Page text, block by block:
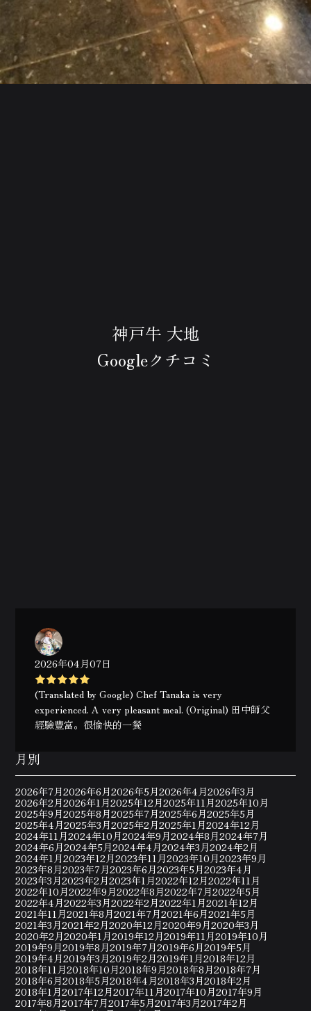
神戸牛 大地
Googleクチコミ
2026年04月07日
(Translated by Google) Chef Tanaka is very
experienced. A very pleasant meal. (Original) 田中師父
經驗豐富。很愉快的一餐
月別
2026年7月2026年6月2026年5月2026年4月2026年3月
2026年2月2026年1月2025年12月2025年11月2025年10月
2025年9月2025年8月2025年7月2025年6月2025年5月
2025年4月2025年3月2025年2月2025年1月2024年12月
2024年11月2024年10月2024年9月2024年8月2024年7月
2024年6月2024年5月2024年4月2024年3月2024年2月
2024年1月2023年12月2023年11月2023年10月2023年9月
2023年8月2023年7月2023年6月2023年5月2023年4月
2023年3月2023年2月2023年1月2022年12月2022年11月
2022年10月2022年9月2022年8月2022年7月2022年5月
2022年4月2022年3月2022年2月2022年1月2021年12月
2021年11月2021年8月2021年7月2021年6月2021年5月
2021年3月2021年2月2020年12月2020年9月2020年3月
2020年2月2020年1月2019年12月2019年11月2019年10月
2019年9月2019年8月2019年7月2019年6月2019年5月
2019年4月2019年3月2019年2月2019年1月2018年12月
2018年11月2018年10月2018年9月2018年8月2018年7月
2018年6月2018年5月2018年4月2018年3月2018年2月
2018年1月2017年12月2017年11月2017年10月2017年9月
2017年8月2017年7月2017年5月2017年3月2017年2月